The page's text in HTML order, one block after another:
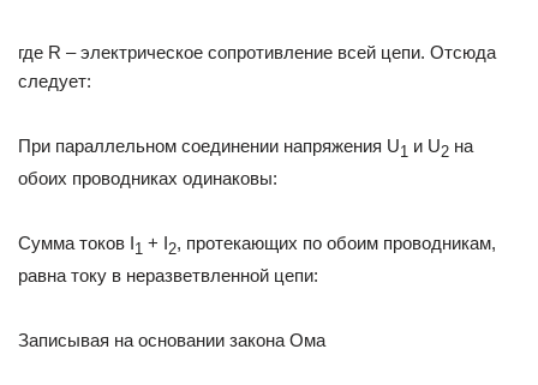
где R – электрическое сопротивление всей цепи. Отсюда
следует:
При параллельном соединении напряжения U1 и U2 на
обоих проводниках одинаковы:
Сумма токов I1 + I2, протекающих по обоим проводникам,
равна току в неразветвленной цепи:
Записывая на основании закона Ома